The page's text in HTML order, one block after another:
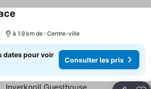
à 1.9 km de : Centre-ville
dates pour voir
Consulter les prix